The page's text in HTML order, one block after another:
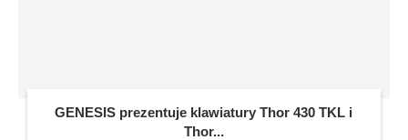
GENESIS prezentuje klawiatury Thor 430 TKL i
Thor...